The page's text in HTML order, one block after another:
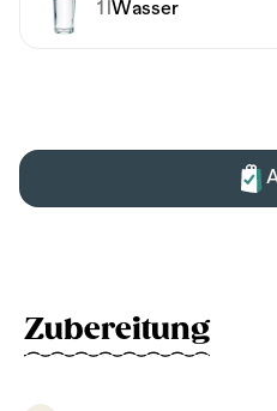
Zubereitung